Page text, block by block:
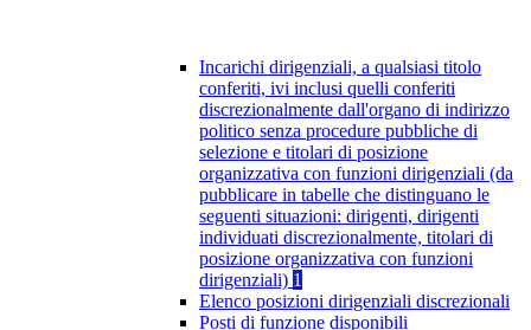
Incarichi dirigenziali, a qualsiasi titolo
conferiti, ivi inclusi quelli conferiti
discrezionalmente dall'organo di indirizzo
politico senza procedure pubbliche di
selezione e titolari di posizione
organizzativa con funzioni dirigenziali (da
pubblicare in tabelle che distinguano le
seguenti situazioni: dirigenti, dirigenti
individuati discrezionalmente, titolari di
posizione organizzativa con funzioni
dirigenziali) 1
Elenco posizioni dirigenziali discrezionali
Posti di funzione disponibili